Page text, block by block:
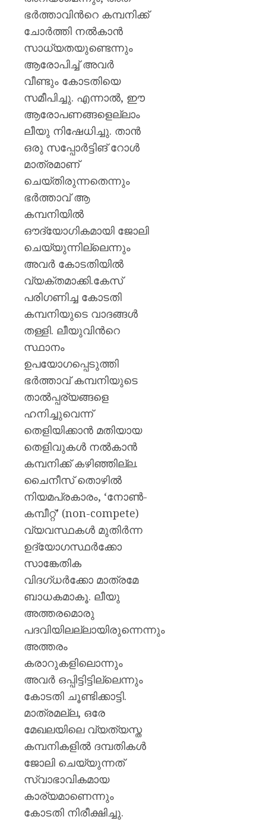
ഭർത്താവിന്‍റെ കമ്പനിക്ക്
ചോർത്തി നൽകാൻ
സാധ്യതയുണ്ടെന്നും
ആരോപിച്ച് അവർ
വീണ്ടും കോടതിയെ
സമീപിച്ചു. എന്നാൽ, ഈ
ആരോപണങ്ങളെല്ലാം
ലീയു നിഷേധിച്ചു. താൻ
ഒരു സപ്പോർട്ടിങ് റോൾ
മാത്രമാണ്
ചെയ്തിരുന്നതെന്നും
ഭർത്താവ് ആ
കമ്പനിയിൽ
ഔദ്യോഗികമായി ജോലി
ചെയ്യുന്നില്ലെന്നും
അവർ കോടതിയിൽ
വ്യക്തമാക്കി.കേസ്
പരിഗണിച്ച കോടതി
കമ്പനിയുടെ വാദങ്ങൾ
തള്ളി. ലീയുവിന്‍റെ
സ്ഥാനം
ഉപയോഗപ്പെടുത്തി
ഭർത്താവ് കമ്പനിയുടെ
താൽപ്പര്യങ്ങളെ
ഹനിച്ചുവെന്ന്
തെളിയിക്കാൻ മതിയായ
തെളിവുകൾ നൽകാൻ
കമ്പനിക്ക് കഴിഞ്ഞില്ല.
ചൈനീസ് തൊഴിൽ
നിയമപ്രകാരം, ‘നോൺ-
കമ്പീറ്റ്’ (non-compete)
വ്യവസ്ഥകൾ മുതിർന്ന
ഉദ്യോഗസ്ഥർക്കോ
സാങ്കേതിക
വിദഗ്ധർക്കോ മാത്രമേ
ബാധകമാകൂ. ലീയു
അത്തരമൊരു
പദവിയിലല്ലായിരുന്നെന്നും
അത്തരം
കരാറുകളിലൊന്നും
അവർ ഒപ്പിട്ടിട്ടില്ലെന്നും
കോടതി ചൂണ്ടിക്കാട്ടി.
മാത്രമല്ല, ഒരേ
മേഖലയിലെ വ്യത്യസ്ത
കമ്പനികളിൽ ദമ്പതികൾ
ജോലി ചെയ്യുന്നത്
സ്വാഭാവികമായ
കാര്യമാണെന്നും
കോടതി നിരീക്ഷിച്ചു.